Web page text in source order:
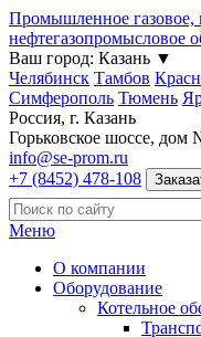
Промышленное газовое,
нефтегазопромысловое
Ваш город: Казань ▼
Челябинск Тамбов
Симферополь Тюмень
Россия, г. Казань
Горьковское шоссе, дом
info@se-prom.ru
+7 (8452) 478-108
Меню
О компании
Оборудование
Котельное